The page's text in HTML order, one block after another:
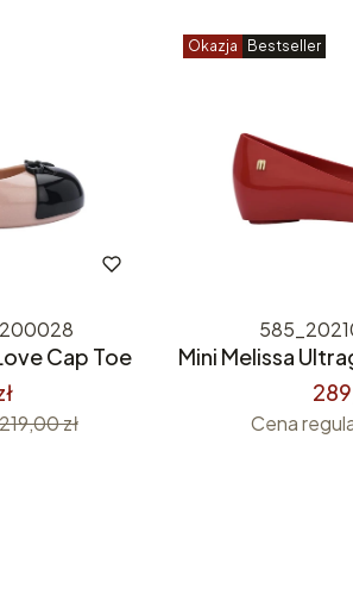
Cap Toe
zł
Okazja Bestseller
Mini Melissa
Cena